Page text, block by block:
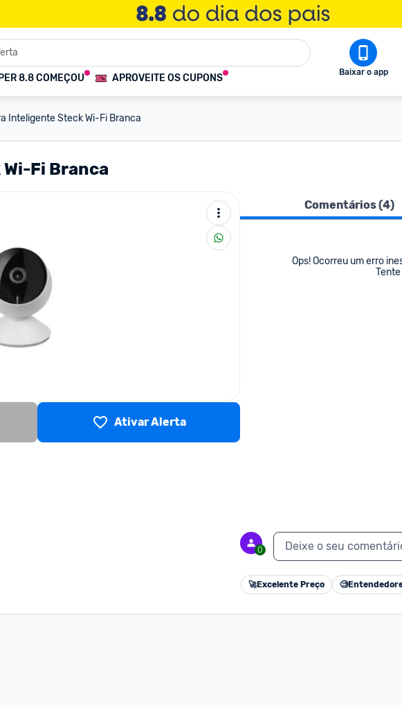
8.8 COMEÇOU APROVEITE OS CUPONS Baixar o app
Inteligente Steck Wi-Fi Branca
Fi Branca
Ativar Alerta
Comentários (4)
Ops! Ocorreu um erro
0 Deixe o seu
🚀Excelente Preço 🧐